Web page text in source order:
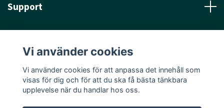
Support
Sociala medier
Vi använder cookies
Vi använder cookies för att anpassa det innehåll som
visas för dig och för att du ska få bästa tänkbara
upplevelse när du handlar hos oss.